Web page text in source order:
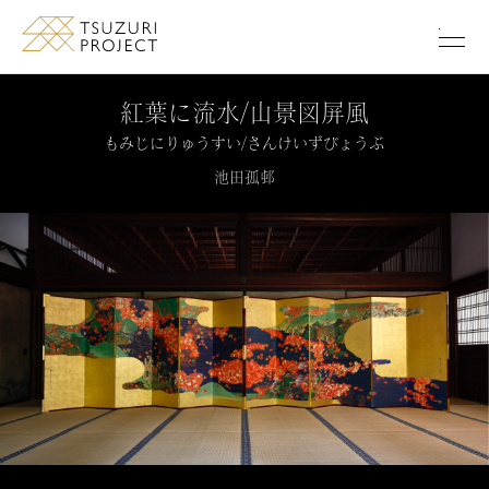
紅葉に流水/山景図屏風
もみじにりゅうすい/さんけいずびょうぶ
池田孤邨